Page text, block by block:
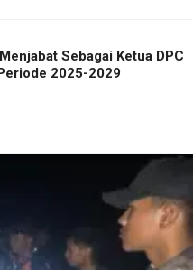
Sebagai Ketua DPC
2025-2029